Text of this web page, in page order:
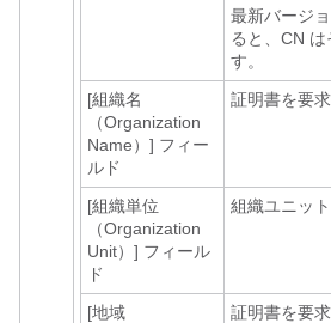
最新バージ
ると、CN
す。
[組織名
（Organization
Name）] フィー
ルド
証明書を要
[組織単位
（Organization
Unit）] フィール
ド
組織ユニット
[地域
証明書を要